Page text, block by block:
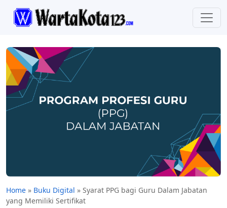
Home » Buku Digital » Syarat PPG bagi Guru Dalam Jabatan
yang Memiliki Sertifikat